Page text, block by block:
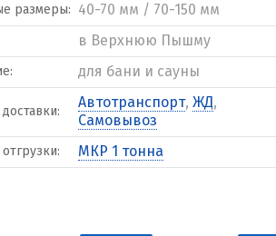
размеры: 40-70 мм / 70-150 мм
в Верхнюю Пышму
для бани и сауны
Автотранспорт, ЖД,
Самовывоз
МКР 1 тонна